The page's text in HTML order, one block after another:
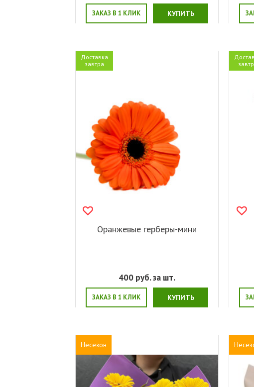
ЗАКАЗ В 1 КЛИК КУПИТЬ
Доставка
завтра
Оранжевые герберы-мини
400 руб. за шт.
ЗАКАЗ В 1 КЛИК КУПИТЬ
Несезон